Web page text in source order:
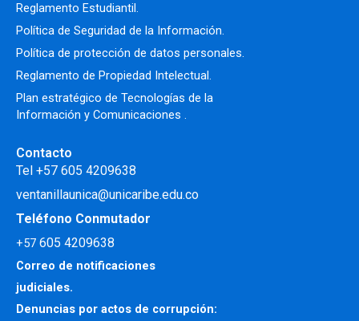
Reglamento Estudiantil.
Política de Seguridad de la Información.
Política de protección de datos personales.
Reglamento de Propiedad Intelectual.
Plan estratégico de Tecnologías de la
Información y Comunicaciones .
Contacto
Tel +57 605 4209638
ventanillaunica@unicaribe.edu.co
Teléfono Conmutador
+57 605 4209638
Correo de notificaciones
judiciales.
Denuncias por actos de corrupción: